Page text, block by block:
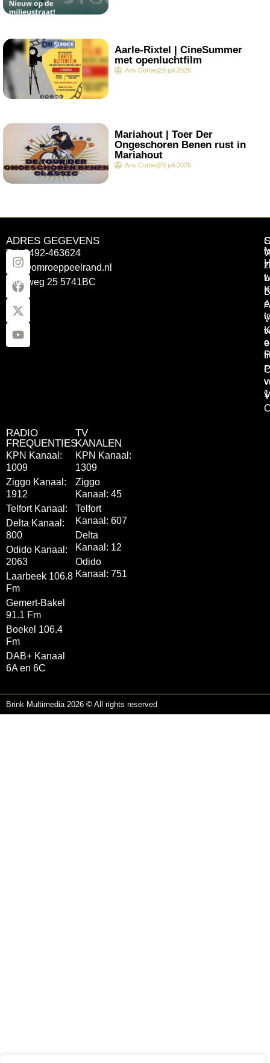
.
Aarle-Rixtel | CineSummer
met openluchtfilm
Ans Corbeij29 juli 2026
.
Mariahout | Toer Der
Ongeschoren Benen rust in
Mariahout
Ans Corbeij29 juli 2026
ADRES GEGEVENS
Tel: 0492-463624
info@omroeppeelrand.nl
Otterweg 25 5741BC
RADIO
FREQUENTIES
KPN Kanaal:
1009
Ziggo Kanaal:
1912
Telfort Kanaal:
Delta Kanaal:
800
Odido Kanaal:
2063
Laarbeek 106.8
Fm
Gemert-Bakel
91.1 Fm
Boekel 106.4
Fm
DAB+ Kanaal
6A en 6C
TV
KANALEN
KPN Kanaal:
1309
Ziggo
Kanaal: 45
Telfort
Kanaal: 607
Delta
Kanaal: 12
Odido
Kanaal: 751
Brink Multimedia 2026 © All rights reserved